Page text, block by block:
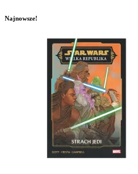
Najnowsze!